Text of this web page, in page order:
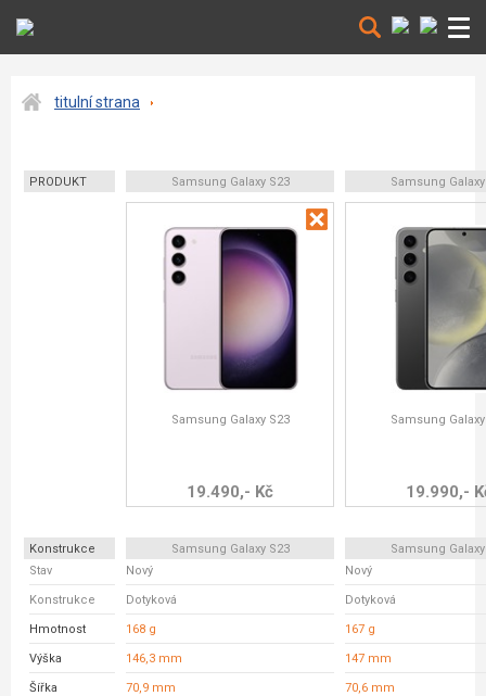
titulní strana
PRODUKT Samsung Galaxy S23 Samsung Galaxy
Samsung Galaxy S23
19.490,- Kč
Samsung Galaxy
19.990,-
Konstrukce Samsung Galaxy S23
Samsung Galaxy
Stav
Nový Nový
Konstrukce Dotyková Dotyková
Hmotnost 168 g 167 g
Výška 146,3 mm 147 mm
Šířka 70,9 mm 70,6 mm